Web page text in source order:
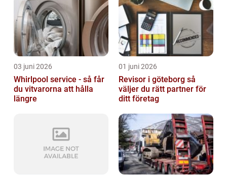
03 juni 2026
Whirlpool service - så får
du vitvarorna att hålla
längre
01 juni 2026
Revisor i göteborg så
väljer du rätt partner för
ditt företag